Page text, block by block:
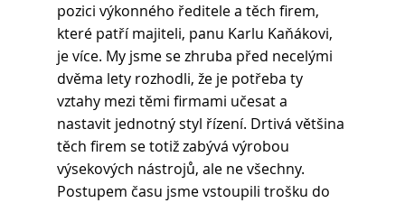
pozici výkonného ředitele a těch firem,
které patří majiteli, panu Karlu Kaňákovi,
je více. My jsme se zhruba před necelými
dvěma lety rozhodli, že je potřeba ty
vztahy mezi těmi firmami učesat a
nastavit jednotný styl řízení. Drtivá většina
těch firem se totiž zabývá výrobou
výsekových nástrojů, ale ne všechny.
Postupem času jsme vstoupili trošku do